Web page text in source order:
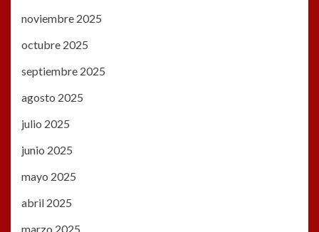
noviembre 2025
octubre 2025
septiembre 2025
agosto 2025
julio 2025
junio 2025
mayo 2025
abril 2025
marzo 2025